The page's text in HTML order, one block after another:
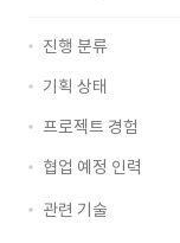
진행 분류
기획 상태
프로젝트 경험
협업 예정 인력
관련 기술